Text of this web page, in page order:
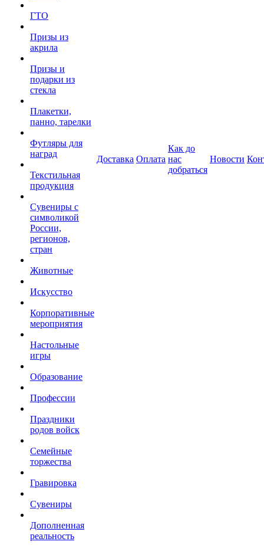
ГТО
Призы из
акрила
Призы и
подарки из
стекла
Плакетки,
панно, тарелки
Футляры для
наград
Текстильная
продукция
Сувениры с
символикой
России,
регионов,
стран
Животные
Искусство
Корпоративные
мероприятия
Настольные
игры
Образование
Профессии
Праздники
родов войск
Семейные
торжества
Гравировка
Сувениры
Дополненная
реальность
Доставка Оплата
Как до
нас
добраться
Новости